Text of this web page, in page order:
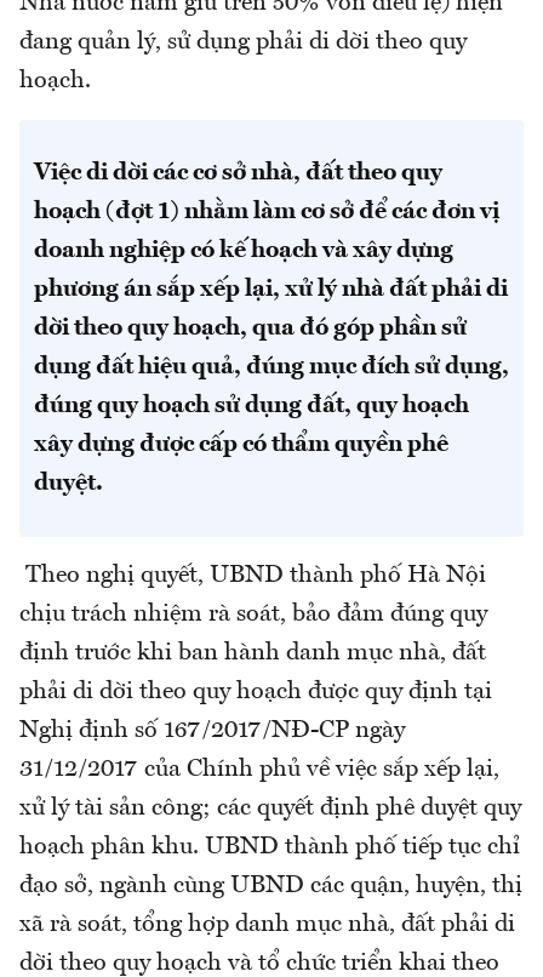
đang quản lý, sử dụng phải di dời theo quy
hoạch.
Việc di dời các cơ sở nhà, đất theo quy
hoạch (đợt 1) nhằm làm cơ sở để các đơn vị
doanh nghiệp có kế hoạch và xây dựng
phương án sắp xếp lại, xử lý nhà đất phải di
dời theo quy hoạch, qua đó góp phần sử
dụng đất hiệu quả, đúng mục đích sử dụng,
đúng quy hoạch sử dụng đất, quy hoạch
xây dựng được cấp có thẩm quyền phê
duyệt.
Theo nghị quyết, UBND thành phố Hà Nội
chịu trách nhiệm rà soát, bảo đảm đúng quy
định trước khi ban hành danh mục nhà, đất
phải di dời theo quy hoạch được quy định tại
Nghị định số 167/2017/NĐ-CP ngày
31/12/2017 của Chính phủ về việc sắp xếp lại,
xử lý tài sản công; các quyết định phê duyệt quy
hoạch phân khu. UBND thành phố tiếp tục chỉ
đạo sở, ngành cùng UBND các quận, huyện, thị
xã rà soát, tổng hợp danh mục nhà, đất phải di
dời theo quy hoạch và tổ chức triển khai theo